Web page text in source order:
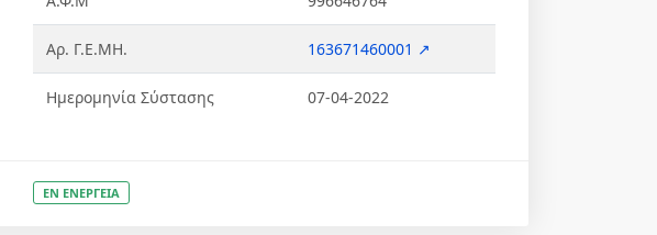
Αρ. Γ.Ε.ΜΗ. 163671460001 ↗
Ημερομηνία Σύστασης 07-04-2022
ΕΝ ΕΝΕΡΓΕΙΑ